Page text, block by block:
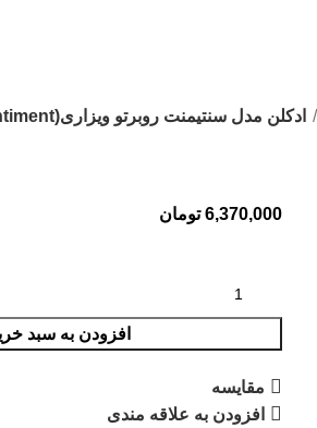
ادکلن مدل سنتیمنت روبرتو ویزاری(Roberto Vizzari – Sentiment )
6,370,000 تومان
افزودن به سبد
مقایسه
افزودن به علاقه مندی